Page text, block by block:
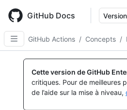
main
content
GitHub Docs
GitHub Actions / Concepts /
Cette version de GitHub
critiques. Pour de meilleures
de l’aide sur la mise à niveau,